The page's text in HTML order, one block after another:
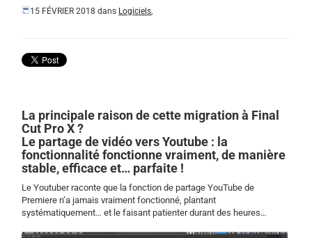
15 FÉVRIER 2018 dans Logiciels,
La principale raison de cette migration à Final
Cut Pro X ?
Le partage de vidéo vers Youtube : la
fonctionnalité fonctionne vraiment, de manière
stable, efficace et… parfaite !
Le Youtuber raconte que la fonction de partage YouTube de
Premiere n’a jamais vraiment fonctionné, plantant
systématiquement… et le faisant patienter durant des heures…